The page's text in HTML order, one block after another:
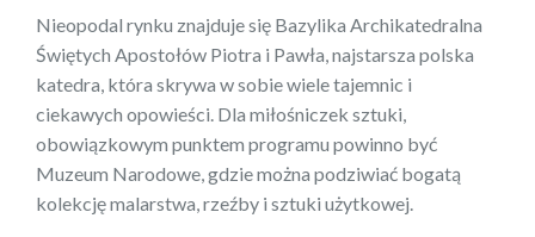
Nieopodal rynku znajduje się Bazylika Archikatedralna
Świętych Apostołów Piotra i Pawła, najstarsza polska
katedra, która skrywa w sobie wiele tajemnic i
ciekawych opowieści. Dla miłośniczek sztuki,
obowiązkowym punktem programu powinno być
Muzeum Narodowe, gdzie można podziwiać bogatą
kolekcję malarstwa, rzeźby i sztuki użytkowej.